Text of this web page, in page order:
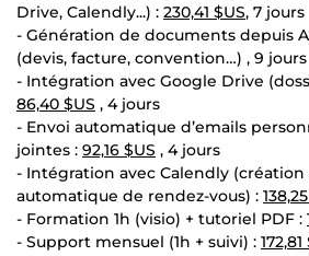
Drive, Calendly...) : 230,41 $US, 7 jours
- Génération de documents depuis
(devis, facture, convention…) , 9 jours
- Intégration avec Google Drive
86,40 $US , 4 jours
- Envoi automatique d’emails
jointes : 92,16 $US , 4 jours
- Intégration avec Calendly
automatique de rendez-vous) :
- Formation 1h (visio) + tutoriel PDF :
- Support mensuel (1h + suivi) : 172,81